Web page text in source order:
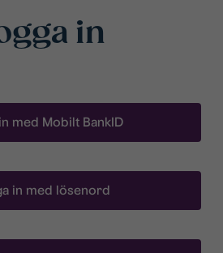
in
med Mobilt BankID
in med lösenord